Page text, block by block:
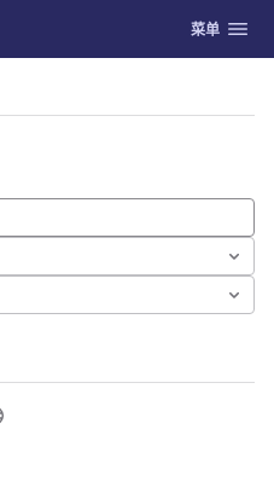
切换导航
菜单